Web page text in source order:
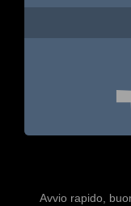
Avvio rapido,